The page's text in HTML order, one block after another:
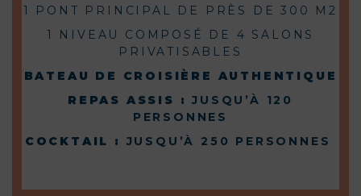
1 PONT PRINCIPAL DE PRÈS DE 300 M2
1 NIVEAU COMPOSÉ DE 4 SALONS
PRIVATISABLES
BATEAU DE CROISIÈRE AUTHENTIQUE
REPAS ASSIS :JUSQU’À 120
PERSONNES
COCKTAIL : JUSQU’À 250 PERSONNES